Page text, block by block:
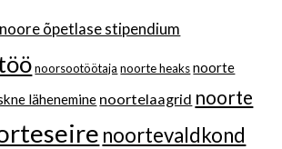
noore õpetlase stipendium
noorsootöötaja noorte heaks noorte
lähenemine noortelaagrid noorte
noortevaldkond